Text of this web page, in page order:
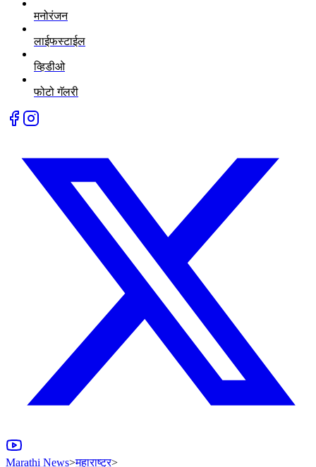
मनोरंजन
लाईफस्टाईल
व्हिडीओ
फोटो गॅलरी
Marathi News>महाराष्ट्र>